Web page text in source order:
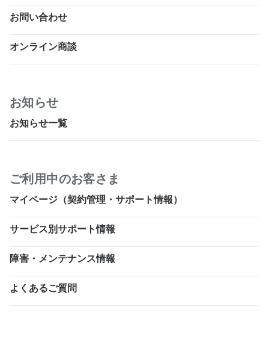
お問い合わせ
オンライン商談
お知らせ
お知らせ一覧
ご利用中のお客さま
マイページ（契約管理・サポート情報）
サービス別サポート情報
障害・メンテナンス情報
よくあるご質問